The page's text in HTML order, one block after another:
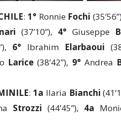
: 1° Ronnie Fochi
(37’10”), 4° Giuseppe
6° Ibrahim Elarbaoui
Larice (38’42”), 9° Andrea
:1a Ilaria Bianchi
Strozzi (44’45”), 4a